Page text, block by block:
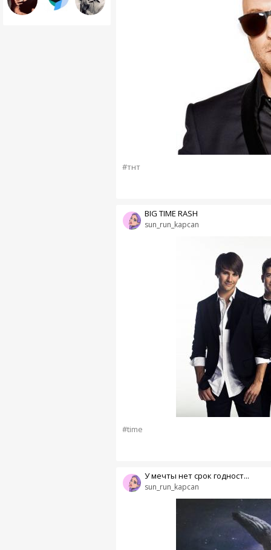
#тнт
sun_run_kapcan
BIG TIME RASH
#time
sun_run_kapcan
У мечты нет срок годност...